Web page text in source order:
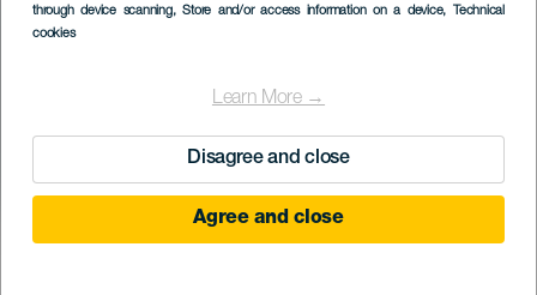
through device scanning, Store and/or access information on a device, Technical
cookies
Learn More →
Disagree and close
Agree and close